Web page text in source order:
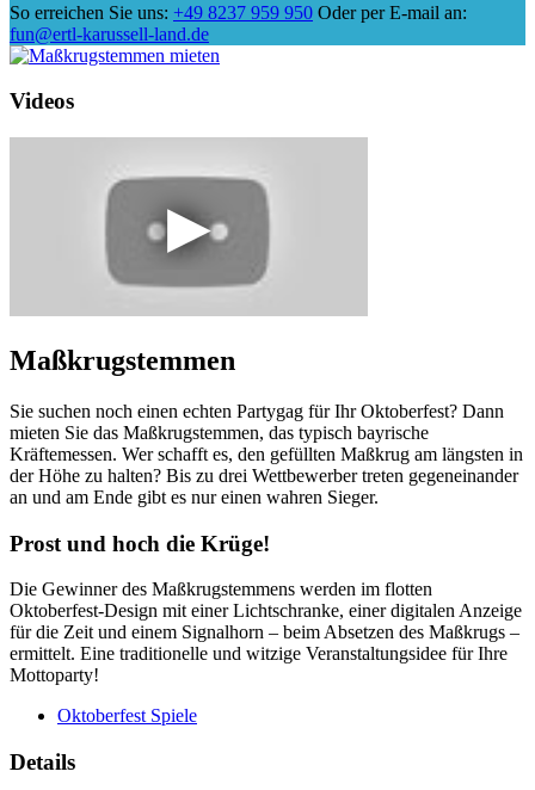
So erreichen Sie uns: +49 8237 959 950 Oder per E-mail an:
fun@ertl-karussell-land.de
Videos
Maßkrugstemmen
Sie suchen noch einen echten Partygag für Ihr Oktoberfest? Dann
mieten Sie das Maßkrugstemmen, das typisch bayrische
Kräftemessen. Wer schafft es, den gefüllten Maßkrug am längsten in
der Höhe zu halten? Bis zu drei Wettbewerber treten gegeneinander
an und am Ende gibt es nur einen wahren Sieger.
Prost und hoch die Krüge!
Die Gewinner des Maßkrugstemmens werden im flotten
Oktoberfest-Design mit einer Lichtschranke, einer digitalen Anzeige
für die Zeit und einem Signalhorn – beim Absetzen des Maßkrugs –
ermittelt. Eine traditionelle und witzige Veranstaltungsidee für Ihre
Mottoparty!
Oktoberfest Spiele
Details